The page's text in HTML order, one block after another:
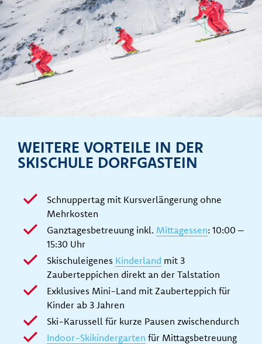
WEITERE VORTEILE IN DER
SKISCHULE DORFGASTEIN
Schnuppertag mit Kursverlängerung ohne
Mehrkosten
Ganztagesbetreuung inkl. Mittagessen: 10:00 –
15:30 Uhr
Skischuleigenes Kinderland mit 3
Zauberteppichen direkt an der Talstation
Exklusives Mini-Land mit Zauberteppich für
Kinder ab 3 Jahren
Ski-Karussell für kurze Pausen zwischendurch
Indoor-Skikindergarten für Mittagsbetreuung